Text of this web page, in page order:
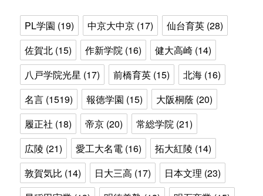
PL学園 (19) 中京大中京 (17) 仙台育英 (28)
佐賀北 (15) 作新学院 (16) 健大高崎 (14)
八戸学院光星 (17) 前橋育英 (15) 北海 (16)
名言 (1519) 報徳学園 (15) 大阪桐蔭 (20)
履正社 (18) 帝京 (20) 常総学院 (21)
広陵 (21) 愛工大名電 (16) 拓大紅陵 (14)
敦賀気比 (14) 日大三高 (17) 日本文理 (23)